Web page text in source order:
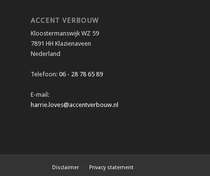
ACCENT VERBOUW
Kloostermanswijk WZ 59
7891 HH Klazienaveen
Nederland
Telefoon:06 - 28 78 65 89
E-mail:
harrie.loves@accentverbouw.nl
Disclaimer Privacy statement